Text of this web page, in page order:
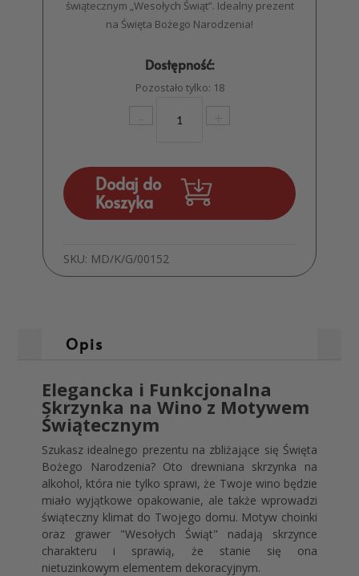
świątecznym „Wesołych Świąt”. Idealny prezent
na Święta Bożego Narodzenia!
Dostępność:
Pozostało tylko: 18
-
Skrzynka
MD020
+
Dodaj do
Koszyka
SKU: MD/K/G/00152
Opis
Elegancka i Funkcjonalna
Skrzynka na Wino z Motywem
Świątecznym
Szukasz idealnego prezentu na zbliżające się Święta
Bożego Narodzenia? Oto drewniana skrzynka na
alkohol, która nie tylko sprawi, że Twoje wino będzie
miało wyjątkowe opakowanie, ale także wprowadzi
świąteczny klimat do Twojego domu. Motyw choinki
oraz grawer "Wesołych Świąt" nadają skrzynce
charakteru i sprawią, że stanie się ona
nietuzinkowym elementem dekoracyjnym.